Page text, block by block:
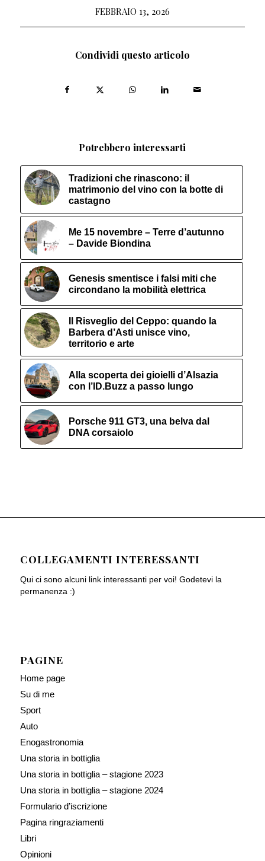
FEBBRAIO 13, 2026
Condividi questo articolo
Potrebbero interessarti
Tradizioni che rinascono: il
matrimonio del vino con la botte di
castagno
Me 15 novembre – Terre d’autunno
– Davide Biondina
Genesis smentisce i falsi miti che
circondano la mobilità elettrica
Il Risveglio del Ceppo: quando la
Barbera d’Asti unisce vino,
territorio e arte
Alla scoperta dei gioielli d’Alsazia
con l’ID.Buzz a passo lungo
Porsche 911 GT3, una belva dal
DNA corsaiolo
COLLEGAMENTI INTERESSANTI
Qui ci sono alcuni link interessanti per voi! Godetevi la
permanenza :)
PAGINE
Home page
Su di me
Sport
Auto
Enogastronomia
Una storia in bottiglia
Una storia in bottiglia – stagione 2023
Una storia in bottiglia – stagione 2024
Formulario d’iscrizione
Pagina ringraziamenti
Libri
Opinioni